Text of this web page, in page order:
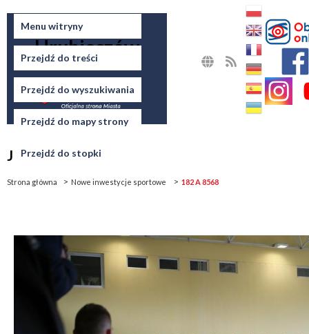
Menu witryny
Przejdź do treści
Przejdź do wyszukiwania
Przejdź do mapy strony
Przejdź do stopki
Miasto
Hrubieszów
Jesteś tutaj
Strona główna Nowe inwestycje sportowe 182 A 8568